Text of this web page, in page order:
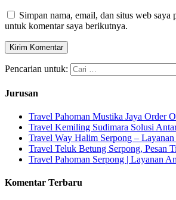
Simpan nama, email, dan situs web saya
untuk komentar saya berikutnya.
Pencarian untuk:
Jurusan
Travel Pahoman Mustika Jaya Order
Travel Kemiling Sudimara Solusi
Travel Way Halim Serpong –
Travel Teluk Betung Serpong, Pesan
Travel Pahoman Serpong | Layanan
Komentar Terbaru